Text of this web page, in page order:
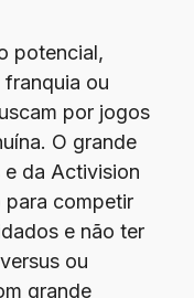
potencial,
ou
por jogos
O grande
da Activision
para competir
e não ter
ou
grande